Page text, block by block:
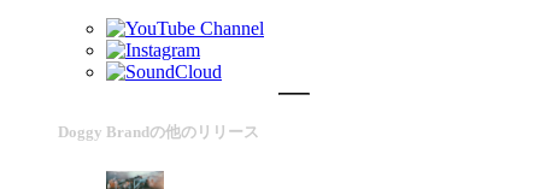
Doggy Brandの他のリリース